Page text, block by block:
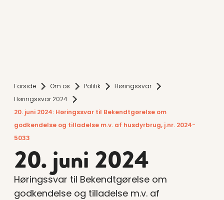
Forside Om os Politik
Høringssvar
Høringssvar 2024
20. juni 2024: Høringssvar til Bekendtgørelse om
godkendelse og tilladelse m.v. af husdyrbrug, j.nr. 2024-
5033
20. juni 2024
Høringssvar til Bekendtgørelse om
godkendelse og tilladelse m.v. af